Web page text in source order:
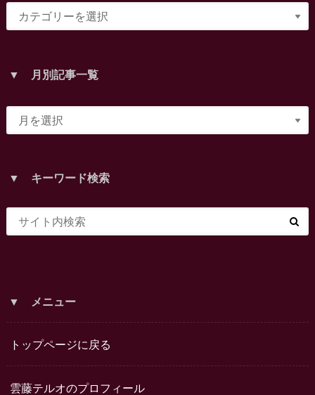
▼ 月別記事一覧
▼ キーワード検索
▼ メニュー
トップページに戻る
雲藤テルオのプロフィール